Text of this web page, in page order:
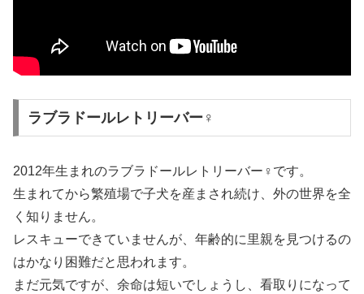
ラブラドールレトリーバー♀
2012年生まれのラブラドールレトリーバー♀です。
生まれてから繁殖場で子犬を産まされ続け、外の世界を全
く知りません。
レスキューできていませんが、年齢的に里親を見つけるの
はかなり困難だと思われます。
まだ元気ですが、余命は短いでしょうし、看取りになって